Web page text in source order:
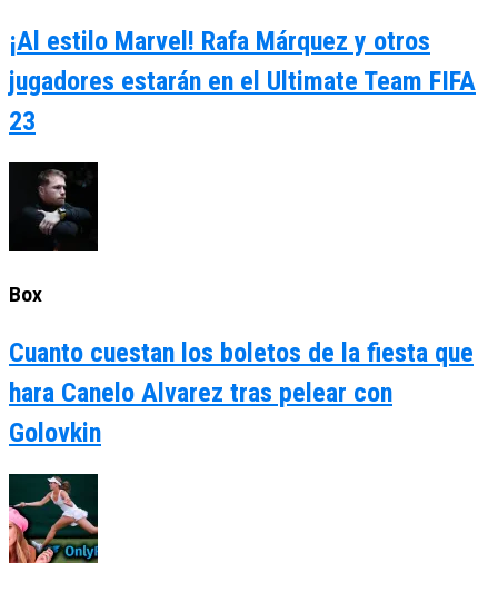
¡Al estilo Marvel! Rafa Márquez y otros
jugadores estarán en el Ultimate Team FIFA
23
Box
Cuanto cuestan los boletos de la fiesta que
hara Canelo Alvarez tras pelear con
Golovkin